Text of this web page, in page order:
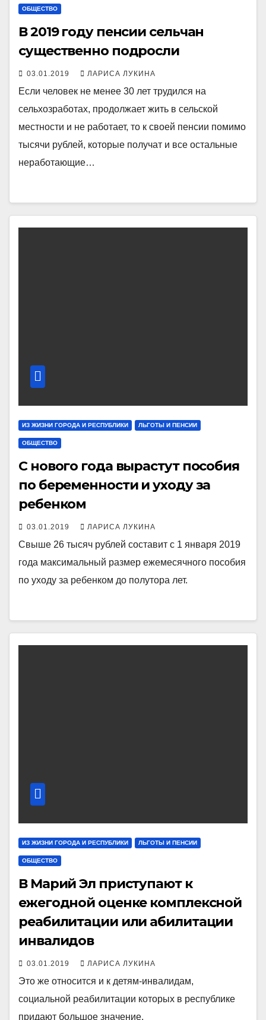
ОБЩЕСТВО
В 2019 году пенсии сельчан
существенно подросли
03.01.2019 ЛАРИСА ЛУКИНА
Если человек не менее 30 лет трудился на
сельхозработах, продолжает жить в сельской
местности и не работает, то к своей пенсии помимо
тысячи рублей, которые получат и все остальные
неработающие…
ИЗ ЖИЗНИ ГОРОДА И РЕСПУБЛИКИ ЛЬГОТЫ И ПЕНСИИ
ОБЩЕСТВО
С нового года вырастут пособия
по беременности и уходу за
ребенком
03.01.2019 ЛАРИСА ЛУКИНА
Свыше 26 тысяч рублей составит с 1 января 2019
года максимальный размер ежемесячного пособия
по уходу за ребенком до полутора лет.
ИЗ ЖИЗНИ ГОРОДА И РЕСПУБЛИКИ ЛЬГОТЫ И ПЕНСИИ
ОБЩЕСТВО
В Марий Эл приступают к
ежегодной оценке комплексной
реабилитации или абилитации
инвалидов
03.01.2019 ЛАРИСА ЛУКИНА
Это же относится и к детям-инвалидам,
социальной реабилитации которых в республике
придают большое значение.